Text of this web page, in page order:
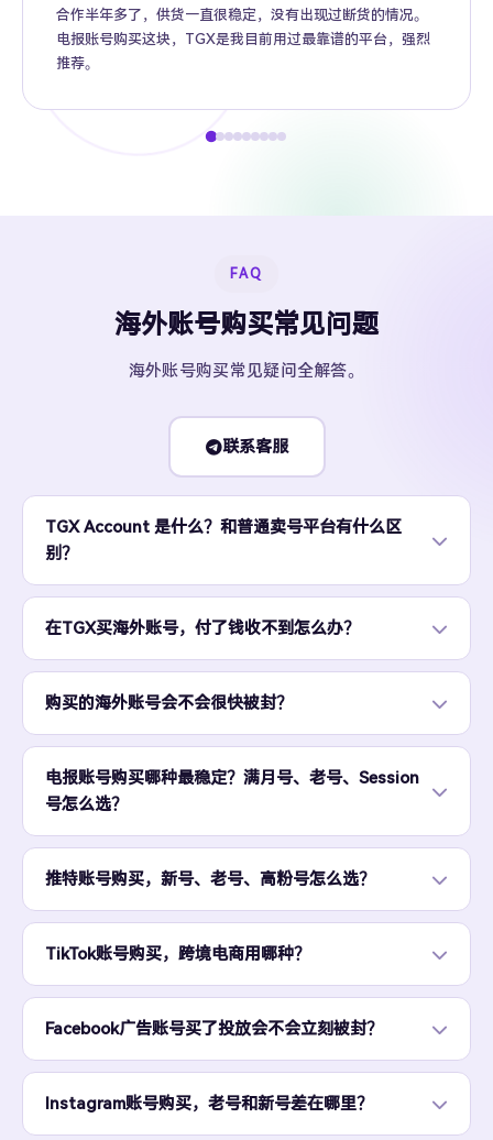
合作半年多了，供货一直很稳定，没有出现过断货的情况。
电报账号购买这块，TGX是我目前用过最靠谱的平台，强烈
推荐。
FAQ
海外账号购买常见问题
海外账号购买常见疑问全解答。
联系客服
TGX Account 是什么？和普通卖号平台有什么区
别？
在TGX买海外账号，付了钱收不到怎么办？
购买的海外账号会不会很快被封？
电报账号购买哪种最稳定？满月号、老号、Session
号怎么选？
推特账号购买，新号、老号、高粉号怎么选？
TikTok账号购买，跨境电商用哪种？
Facebook广告账号买了投放会不会立刻被封？
Instagram账号购买，老号和新号差在哪里？